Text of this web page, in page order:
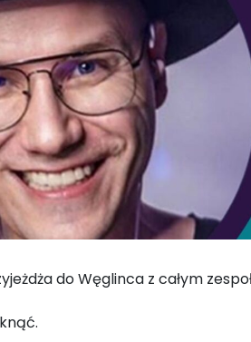
do Węglinca z całym